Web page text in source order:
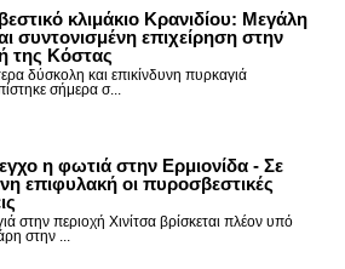
κλιμάκιο Κρανιδίου: Μεγάλη
συντονισμένη επιχείρηση στην
της Κόστας
δύσκολη και επικίνδυνη πυρκαγιά
σήμερα σ...
η φωτιά στην Ερμιονίδα - Σε
επιφυλακή οι πυροσβεστικές
στην περιοχή Χινίτσα βρίσκεται πλέον υπό
στην ...